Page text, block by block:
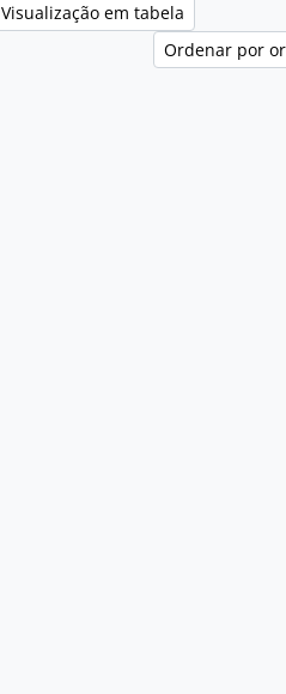
Visualização em tabela
Ordenar por